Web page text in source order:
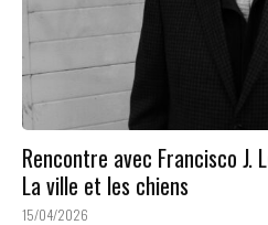
Rencontre avec Francisco J.
La ville et les chiens
15/04/2026